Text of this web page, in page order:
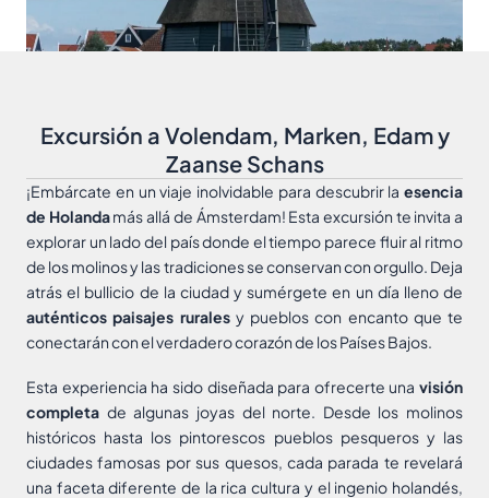
Excursión a Volendam, Marken, Edam y
Zaanse Schans
¡Embárcate en un viaje inolvidable para descubrir la esencia
de Holandamás allá de Ámsterdam! Esta excursión te invita a
explorar un lado del país donde el tiempo parece fluir al ritmo
de los molinos y las tradiciones se conservan con orgullo. Deja
atrás el bullicio de la ciudad y sumérgete en un día lleno de
auténticos paisajes ruralesy pueblos con encanto que te
conectarán con el verdadero corazón de los Países Bajos.
Esta experiencia ha sido diseñada para ofrecerte una visión
completa de algunas joyas del norte. Desde los molinos
históricos hasta los pintorescos pueblos pesqueros y las
ciudades famosas por sus quesos, cada parada te revelará
una faceta diferente de la rica cultura y el ingenio holandés,